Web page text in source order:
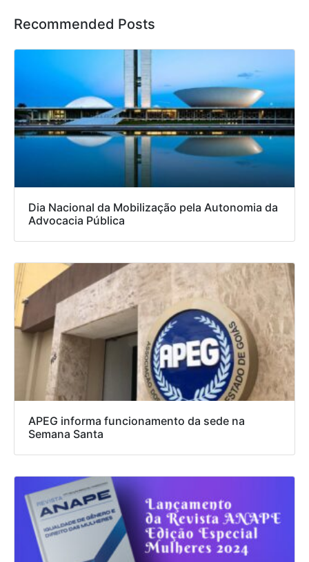
Recommended Posts
Dia Nacional da Mobilização pela Autonomia da
Advocacia Pública
APEG informa funcionamento da sede na
Semana Santa